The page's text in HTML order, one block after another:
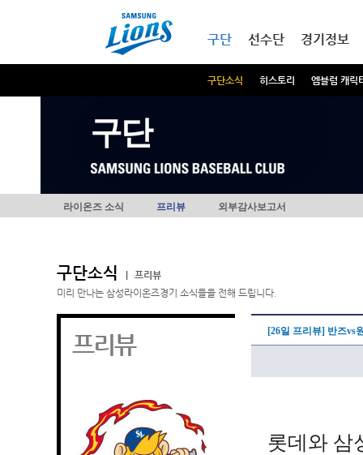
구단
구단소식 히스토리 엠블럼 캐릭
선수단 경기정보
구단
라이온즈 소식 프리뷰 외부감사보고서
구단소식
프리뷰
미리 만나는 삼성라이온즈경기 소식들을 전해 드립니다.
프리뷰 [26일 프리뷰] 반즈vs
롯데와 삼